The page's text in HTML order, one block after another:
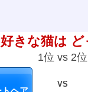
好きな猫は ど
1位 vs 2位
VS